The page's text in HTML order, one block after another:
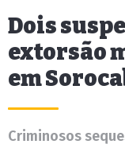
Dois
extorsão
em
Criminosos